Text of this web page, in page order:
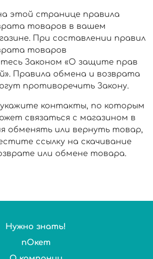
этой странице правила
товаров в вашем
При составлении правил
товаров
Законом «О защите прав
Правила обмена и возврата
противоречить Закону.
контакты, по которым
связаться с магазином в
обменять или вернуть товар,
ссылку на скачивание
или обмене товара.
Нужно знать!
пОкет